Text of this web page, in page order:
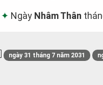
Ngày Nhâm Thân
ngày 31 tháng 7 năm 2031